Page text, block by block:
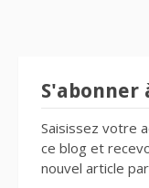
S'abonner
Saisissez votre
ce blog et
nouvel article